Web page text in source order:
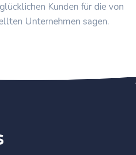
Kunden für die von
Unternehmen sagen.